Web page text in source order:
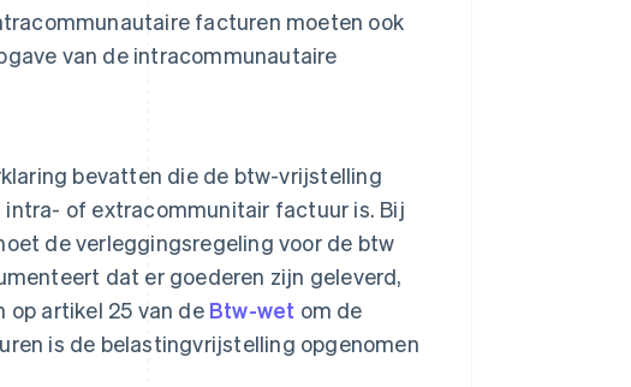
facturen moeten ook
van de intracommunautaire
bevatten die de btw-vrijstelling
of extracommunitair factuur is. Bij
de verleggingsregeling voor de btw
dat er goederen zijn geleverd,
op artikel 25 van de Btw-wet om de
is de belastingvrijstelling opgenomen